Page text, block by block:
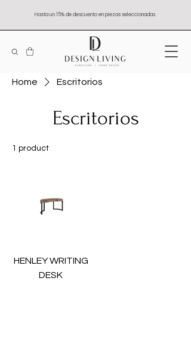
Hasta un 15% de descuento en piezas seleccionadas.
Home Escritorios
Escritorios
1 product
HENLEY WRITING
DESK